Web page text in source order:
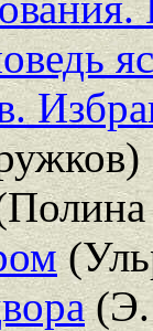
(Э.